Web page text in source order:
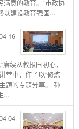
意的教育。”市政协
以建设教育强国...
16
续从教报国初心，
堂中，作了以“修炼
题的专题分享。 孙
...
04